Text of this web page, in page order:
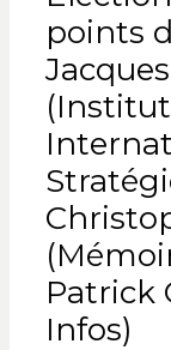
points
Patrick
Infos)